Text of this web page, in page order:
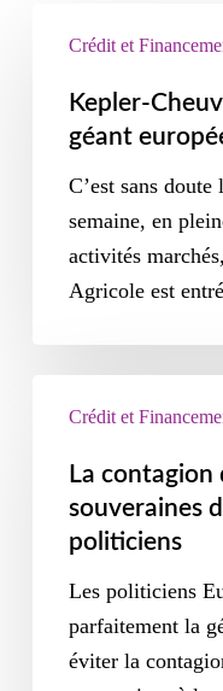
Crédit et
Kepler-
géant
C’est sans
semaine, en
activités
Agricole est
Crédit et
La contagion
souveraines
politiciens
Les politiciens
parfaitement la
éviter la